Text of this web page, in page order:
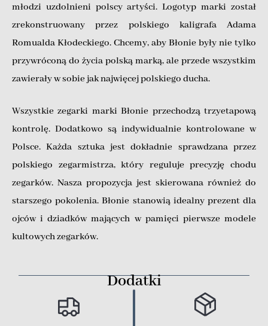
młodzi uzdolnieni polscy artyści. Logotyp marki został
zrekonstruowany przez polskiego kaligrafa Adama
Romualda Kłodeckiego. Chcemy, aby Błonie były nie tylko
przywróconą do życia polską marką, ale przede wszystkim
zawierały w sobie jak najwięcej polskiego ducha.
Wszystkie zegarki marki Błonie przechodzą trzyetapową
kontrolę. Dodatkowo są indywidualnie kontrolowane w
Polsce. Każda sztuka jest dokładnie sprawdzana przez
polskiego zegarmistrza, który reguluje precyzję chodu
zegarków. Nasza propozycja jest skierowana również do
starszego pokolenia. Błonie stanowią idealny prezent dla
ojców i dziadków mających w pamięci pierwsze modele
kultowych zegarków.
Dodatki